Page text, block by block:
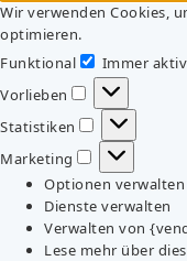
Wir verwenden Cookies,
optimieren.
Funktional
Funktional
Immer aktiv
Vorlieben
Vorlieben
Statistiken
Statistiken
Marketing
Marketing
Optionen verwalten
Dienste verwalten
Verwalten von
Lese mehr über